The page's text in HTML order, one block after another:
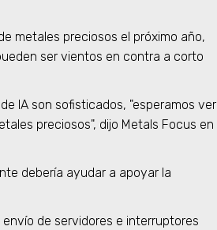
metales preciosos el próximo año,
ser vientos en contra a corto
IA son sofisticados, "esperamos ver
preciosos", dijo Metals Focus en
debería ayudar a apoyar la
de servidores e interruptores